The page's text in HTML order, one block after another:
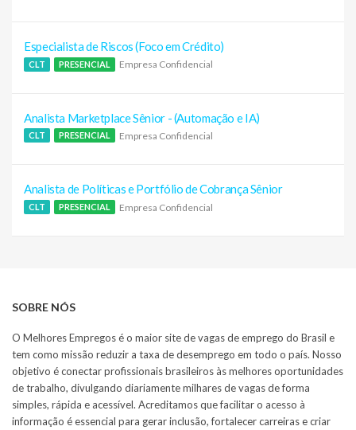
Especialista de Riscos (Foco em Crédito)
CLT PRESENCIAL Empresa Confidencial
Analista Marketplace Sênior - (Automação e IA)
CLT PRESENCIAL Empresa Confidencial
Analista de Políticas e Portfólio de Cobrança Sênior
CLT PRESENCIAL Empresa Confidencial
SOBRE NÓS
O Melhores Empregos é o maior site de vagas de emprego do Brasil e
tem como missão reduzir a taxa de desemprego em todo o país. Nosso
objetivo é conectar profissionais brasileiros às melhores oportunidades
de trabalho, divulgando diariamente milhares de vagas de forma
simples, rápida e acessível. Acreditamos que facilitar o acesso à
informação é essencial para gerar inclusão, fortalecer carreiras e criar